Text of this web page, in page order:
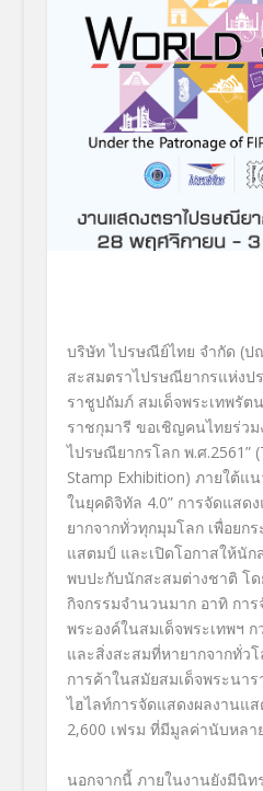
บริษัท ไปรษณีย์ไทย จำกัด (
สะสมตราไปรษณียากรแห่งป
ราชูปถัมภ์ สมเด็จพระเทพรั
ราชกุมารี ขอเชิญคนไทยร่วม
ไปรษณียากรโลก พ.ศ.2561”
Stamp Exhibition) ภายใต้แ
ในยุคดิจิทัล 4.0” การจัดแสด
ยากจากทั่วทุกมุมโลก เพื่อยก
แสตมป์ และเปิดโอกาสให้นั
พบปะกับนักสะสมต่างชาติ โ
กิจกรรมจำนวนมาก อาทิ กา
พระองค์ในสมเด็จพระเทพฯ
และสิ่งสะสมที่หายากจากทั่ว
การค้าในสมัยสมเด็จพระนา
ไฮไลท์การจัดแสดงผลงานแ
2,600 เฟรม ที่มีมูลค่านับหล
นอกจากนี้ ภายในงานยังมีนิท